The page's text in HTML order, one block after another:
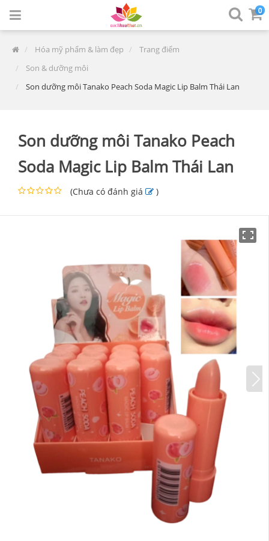
0
Hóa mỹ phẩm & làm đẹp
Trang điểm
Son & dưỡng môi
Son dưỡng môi Tanako Peach Soda Magic Lip Balm Thái Lan
Son dưỡng môi Tanako Peach
Soda Magic Lip Balm Thái Lan
(Chưa có đánh giá )